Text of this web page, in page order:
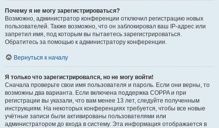
Почему я не могу зарегистрироваться?
Возможно, администратор конференции отключил регистрацию новых
пользователей. Также возможно, что он заблокировал ваш IP-адрес или
запретил имя, под которым вы пытаетесь зарегистрироваться.
Обратитесь за помощью к администратору конференции.
Вернуться к началу
Я только что зарегистрировался, но не могу войти!
Сначала проверьте свои имя пользователя и пароль. Если они верны, то
возможны два варианта. Если включена поддержка COPPA и при
регистрации вы указали, что вам менее 13 лет, следуйте полученным
инструкциям. На некоторых конференциях требуется, чтобы все новые
учётные записи были активированы пользователями или
администратором до входа в систему. Эта информация отображается в